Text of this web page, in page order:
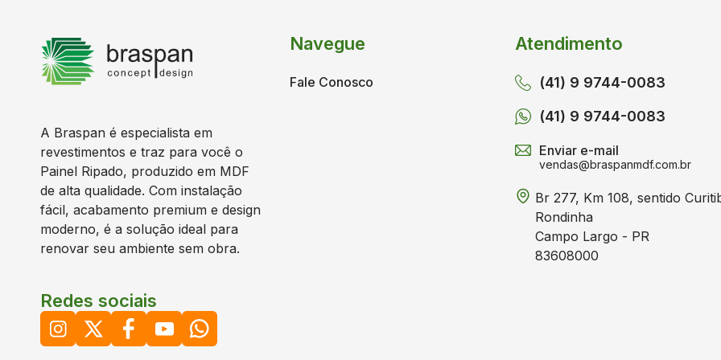
A Braspan é especialista em
revestimentos e traz para você o
Painel Ripado, produzido em MDF
de alta qualidade. Com instalação
fácil, acabamento premium e design
moderno, é a solução ideal para
renovar seu ambiente sem obra.
Redes sociais
Navegue
Fale Conosco
Atendimento
(41) 9 9744-0083
(41) 9 9744-0083
Enviar e-mail
vendas@braspanmdf.com.br
Br 277, Km 108, sentido
Rondinha
Campo Largo - PR
83608000